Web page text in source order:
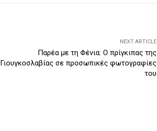
NEXT ARTICLE
Παρέα με τη Φένια: Ο πρίγκιπας της
Γιουγκοσλαβίας σε προσωπικές φωτογραφίες
του